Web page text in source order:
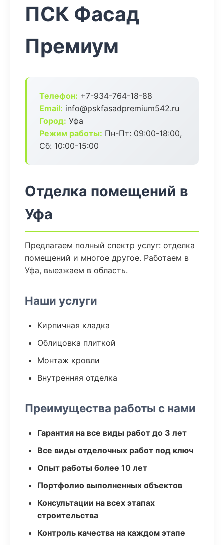
ПСК Фасад
Премиум
Телефон: +7-934-764-18-88
Email: info@pskfasadpremium542.ru
Город: Уфа
Режим работы: Пн-Пт: 09:00-18:00,
Сб: 10:00-15:00
Отделка помещений в
Уфа
Предлагаем полный спектр услуг: отделка
помещений и многое другое. Работаем в
Уфа, выезжаем в область.
Наши услуги
Кирпичная кладка
Облицовка плиткой
Монтаж кровли
Внутренняя отделка
Преимущества работы с нами
Гарантия на все виды работ до 3 лет
Все виды отделочных работ под ключ
Опыт работы более 10 лет
Портфолио выполненных объектов
Консультации на всех этапах
строительства
Контроль качества на каждом этапе